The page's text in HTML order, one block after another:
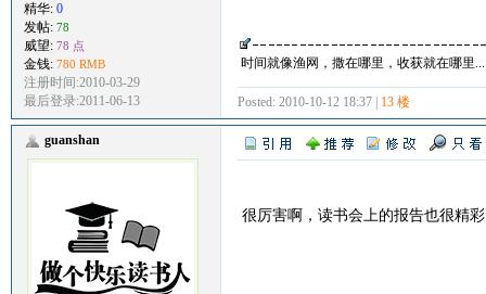
精华: 0
发帖: 78
威望: 78 点
金钱: 780 RMB
注册时间:2010-03-29
最后登录:2011-06-13
时间就像渔网，撒在哪里，收获就在哪里
Posted: 2010-10-12 18:37 | 13 楼
guanshan
很厉害啊，读书会上的报告也很精